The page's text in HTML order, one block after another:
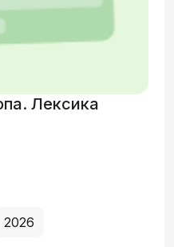
Лексика
2026